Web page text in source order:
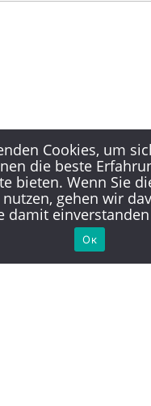
Cookies, um
die beste
bieten. Wenn Sie
gehen wir
damit
Ок